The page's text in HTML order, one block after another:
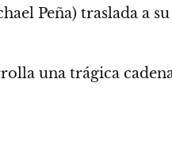
Peña) traslada a
una trágica